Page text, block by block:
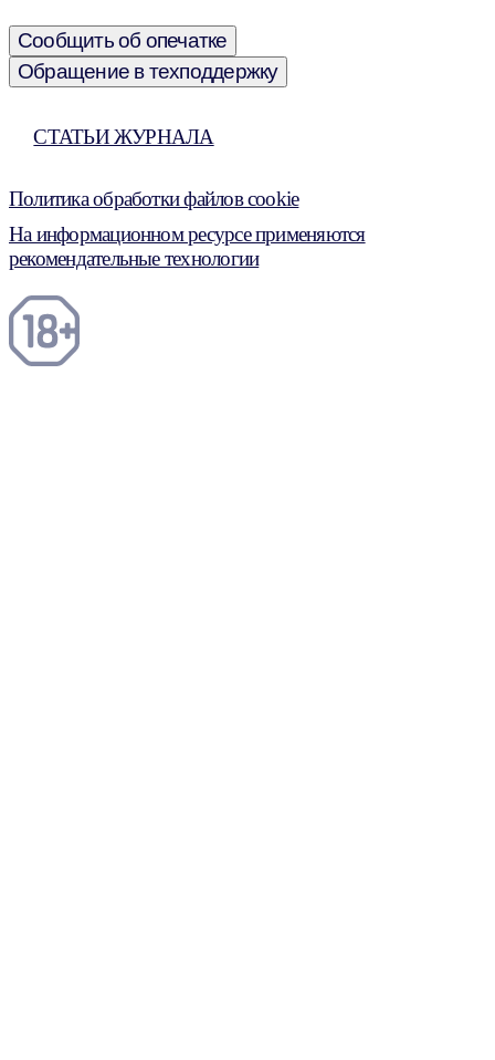
Сообщить об опечатке
Обращение в техподдержку
СТАТЬИ ЖУРНАЛА
Политика обработки файлов cookie
На информационном ресурсе применяются
рекомендательные технологии